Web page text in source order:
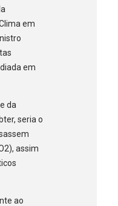
em
em
da
seria o
assim
ao